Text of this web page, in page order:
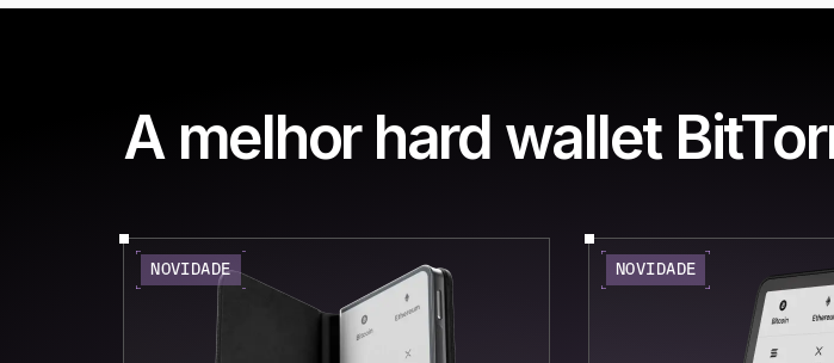
A melhor hard wallet
NOVIDADE NOVIDADE